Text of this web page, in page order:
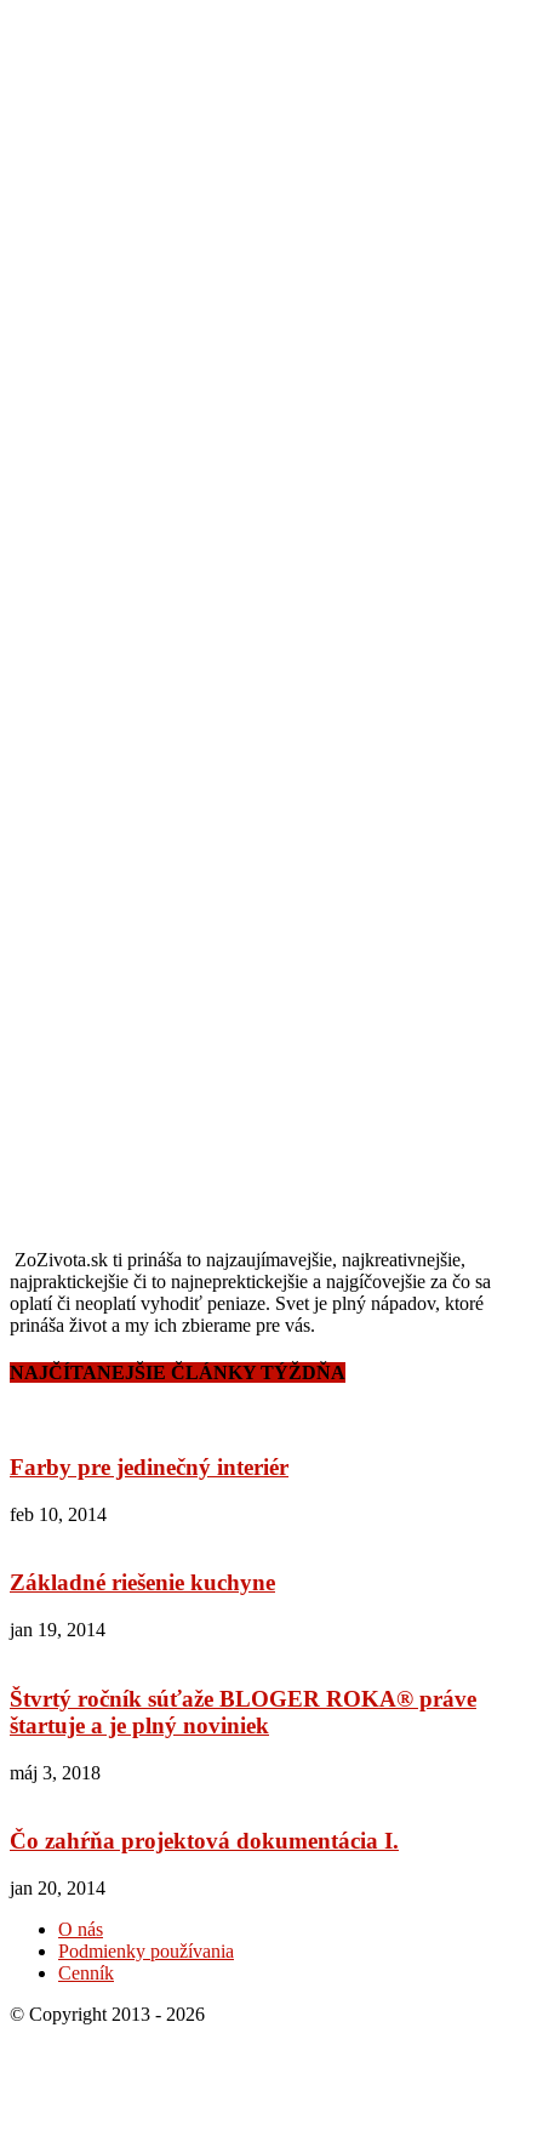
ZoZivota.sk ti prináša to najzaujímavejšie, najkreativnejšie,
najpraktickejšie či to najneprektickejšie a najgíčovejšie za čo sa
oplatí či neoplatí vyhodiť peniaze. Svet je plný nápadov, ktoré
prináša život a my ich zbierame pre vás.
NAJČÍTANEJŠIE ČLÁNKY TÝŽDŇA
Farby pre jedinečný interiér
feb 10, 2014
Základné riešenie kuchyne
jan 19, 2014
Štvrtý ročník súťaže BLOGER ROKA® práve
štartuje a je plný noviniek
máj 3, 2018
Čo zahŕňa projektová dokumentácia I.
jan 20, 2014
O nás
Podmienky používania
Cenník
© Copyright 2013 - 2026